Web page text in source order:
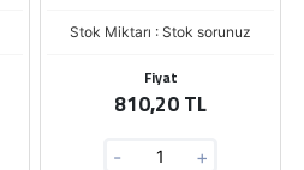
Stok Miktarı : Stok sorunuz
Fiyat
810,20 TL
- +